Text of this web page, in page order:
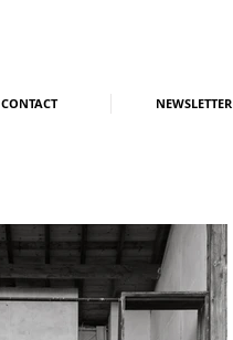
CONTACT NEWSLETTER